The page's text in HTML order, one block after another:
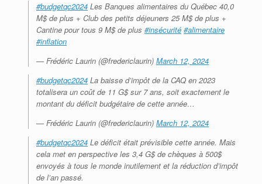
#budgetqc2024 Les Banques alimentaires du Québec 40,0
M$ de plus + Club des petits déjeuners 25 M$ de plus +
Cantine pour tous 9 M$ de plus #insécurité #alimentaire
#inflation
— Frédéric Laurin (@fredericlaurin) March 12, 2024
#budgetqc2024 La baisse d’impôt de la CAQ en 2023
totalisera un coût de 11 G$ sur 7 ans, soit exactement le
montant du déficit budgétaire de cette année…
— Frédéric Laurin (@fredericlaurin) March 12, 2024
#budgetqc2024 Le déficit était prévisible cette année. Mais
cela met en perspective les 3,4 G$ de chèques à 500$
envoyés à tous le monde inutilement et la réduction d’impôt
de l’an passé.